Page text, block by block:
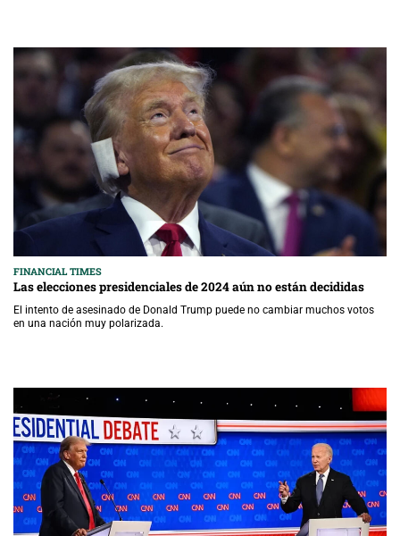
FINANCIAL TIMES
Las elecciones presidenciales de 2024 aún no están decididas
El intento de asesinado de Donald Trump puede no cambiar muchos votos
en una nación muy polarizada.